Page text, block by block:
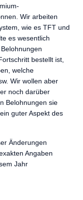
Wir arbeiten
wie es TFT und
es wesentlich
bestellt ist,
welche
Wir wollen aber
noch darüber
Belohnungen sie
guter Aspekt des
Änderungen
Angaben
Jahr